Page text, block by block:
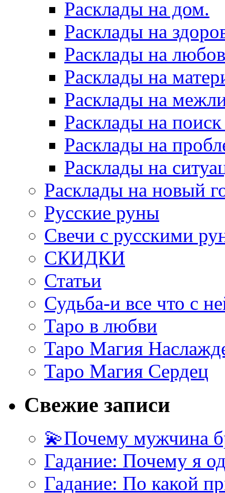
Расклады на дом.
Расклады на
Расклады на
Расклады на
Расклады на
Расклады на
Расклады на
Расклады на
Расклады на новый
Русские руны
Свечи с русскими
СКИДКИ
Статьи
Судьба-и все что с
Таро в любви
Таро Магия
Таро Магия Сердец
Свежие записи
💫Почему мужчина
Гадание: Почему я
Гадание: По какой